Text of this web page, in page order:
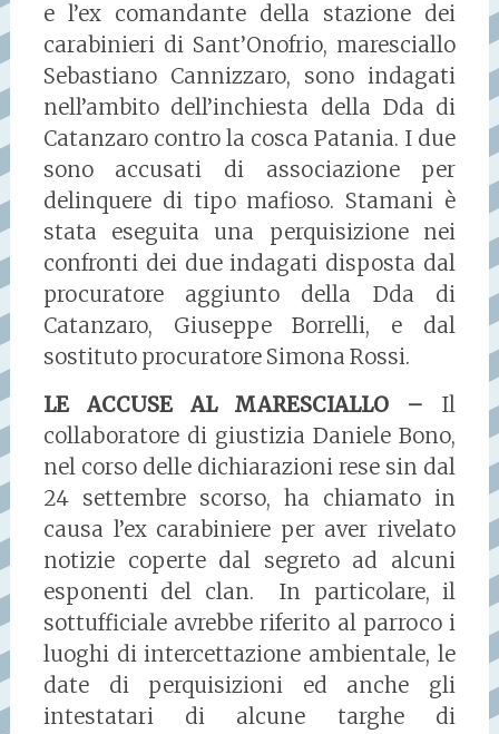
e l’ex comandante della stazione dei
carabinieri di Sant’Onofrio, maresciallo
Sebastiano Cannizzaro, sono indagati
nell’ambito dell’inchiesta della Dda di
Catanzaro contro la cosca Patania. I due
sono accusati di associazione per
delinquere di tipo mafioso. Stamani è
stata eseguita una perquisizione nei
confronti dei due indagati disposta dal
procuratore aggiunto della Dda di
Catanzaro, Giuseppe Borrelli, e dal
sostituto procuratore Simona Rossi.
LE ACCUSE AL MARESCIALLO – Il
collaboratore di giustizia Daniele Bono,
nel corso delle dichiarazioni rese sin dal
24 settembre scorso, ha chiamato in
causa l’ex carabiniere per aver rivelato
notizie coperte dal segreto ad alcuni
esponenti del clan. In particolare, il
sottufficiale avrebbe riferito al parroco i
luoghi di intercettazione ambientale, le
date di perquisizioni ed anche gli
intestatari di alcune targhe di